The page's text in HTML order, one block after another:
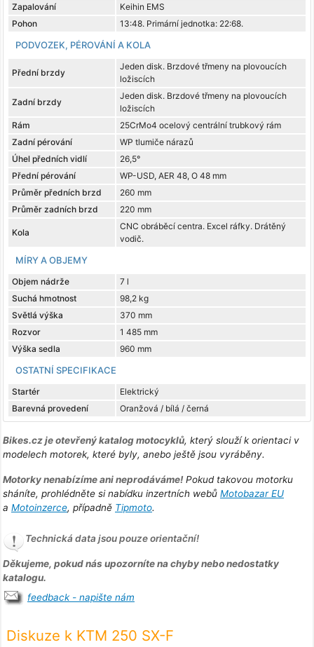
Zapalování
Keihin EMS
Pohon
13:48. Primární jednotka: 22:68.
PODVOZEK, PÉROVÁNÍ A KOLA
Přední brzdy
Jeden disk. Brzdové třmeny na plovoucích
ložiscích
Zadní brzdy
Jeden disk. Brzdové třmeny na plovoucích
ložiscích
Rám
25CrMo4 ocelový centrální trubkový rám
Zadní pérování
WP tlumiče nárazů
Úhel předních vidlí
26,5°
Přední pérování
WP-USD, AER 48, O 48 mm
Průměr předních brzd
260 mm
Průměr zadních brzd
220 mm
Kola
CNC obráběcí centra. Excel ráfky. Drátěný
vodič.
MÍRY A OBJEMY
Objem nádrže
7 l
Suchá hmotnost
98,2 kg
Světlá výška
370 mm
Rozvor
1 485 mm
Výška sedla
960 mm
OSTATNÍ SPECIFIKACE
Startér
Elektrický
Barevná provedení
Oranžová / bílá / černá
Bikes.cz je otevřený katalog motocyklů, který slouží k orientaci v
modelech motorek, které byly, anebo ještě jsou vyráběny.
Motorky nenabízíme ani neprodáváme!Pokud takovou motorku
sháníte, prohlédněte si nabídku inzertních webů Motobazar EU
a Motoinzerce, případně Tipmoto.
Technická data jsou pouze orientační!
Děkujeme, pokud nás upozorníte na chyby nebo nedostatky
katalogu.
feedback - napište nám
Diskuze k KTM 250 SX-F